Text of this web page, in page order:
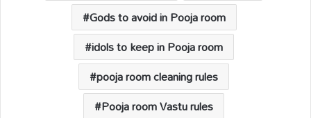
k k
Gods to avoid in Pooja room
idols to keep in Pooja room
pooja room cleaning rules
Pooja room Vastu rules